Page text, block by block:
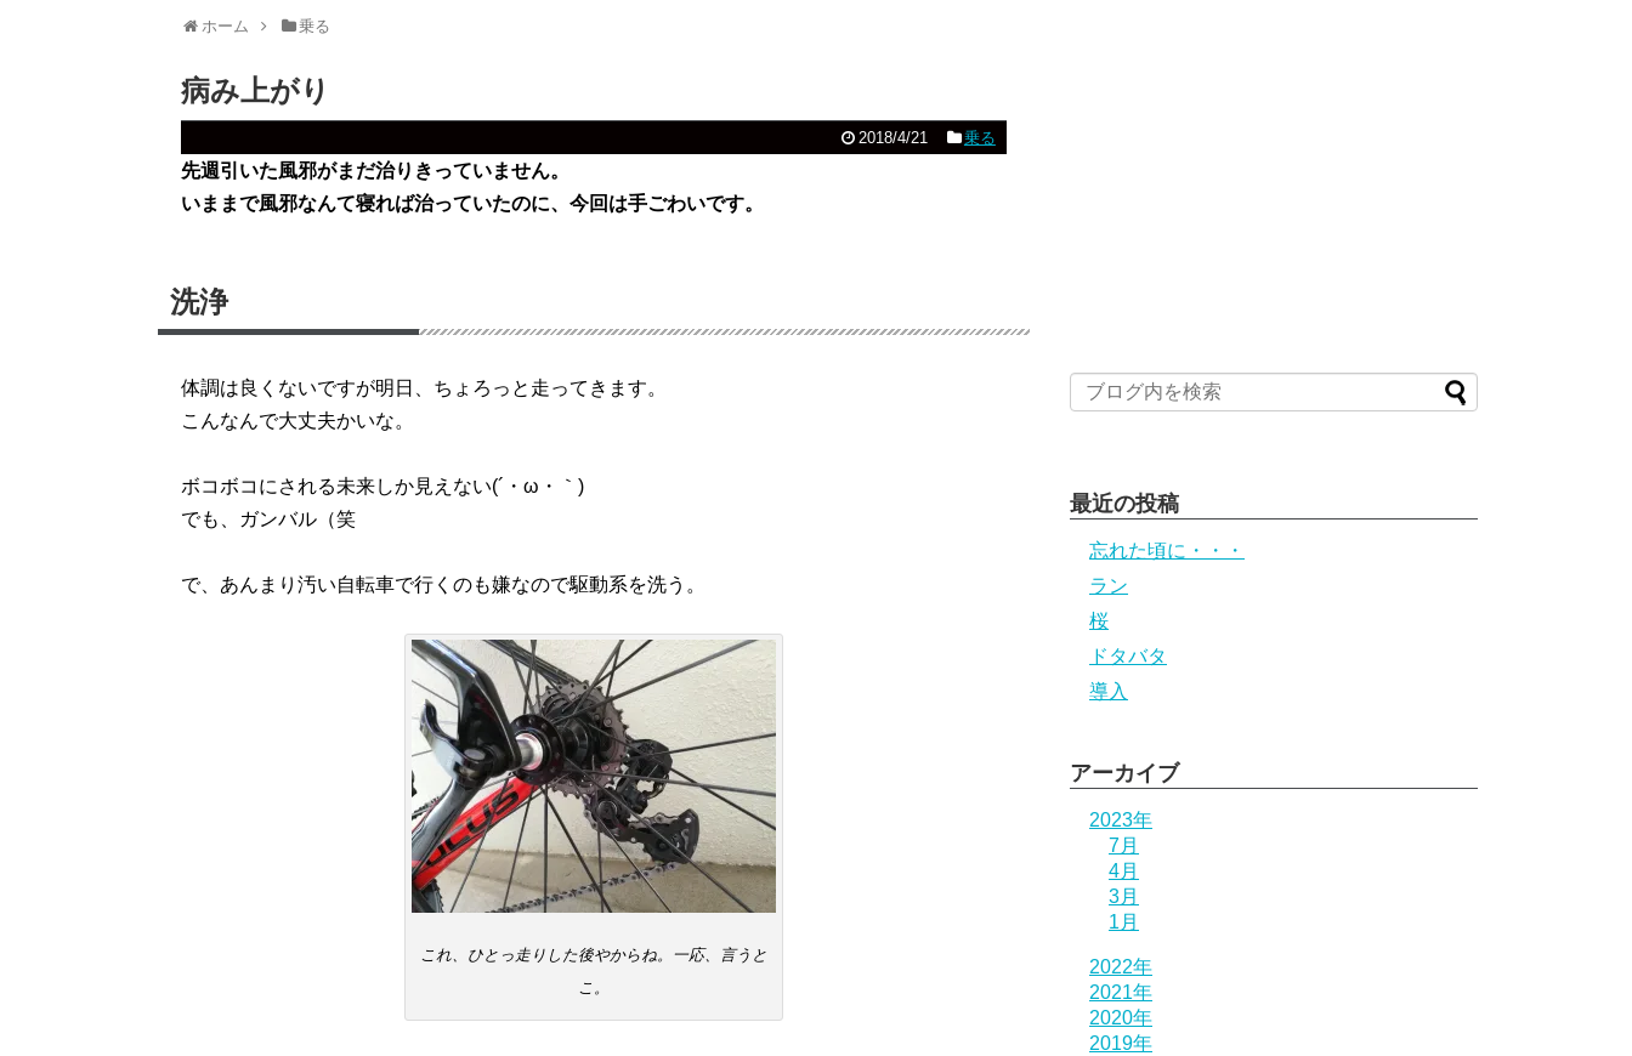
ホーム 乗る
病み上がり
2018/4/21 乗る
先週引いた風邪がまだ治りきっていません。
いままで風邪なんて寝れば治っていたのに、今回は手ごわいです。
洗浄
体調は良くないですが明日、ちょろっと走ってきます。
こんなんで大丈夫かいな。
ボコボコにされる未来しか見えない(´・ω・｀)
でも、ガンバル（笑
で、あんまり汚い自転車で行くのも嫌なので駆動系を洗う。
これ、ひとっ走りした後やからね。一応、言うと
こ。
最近の投稿
忘れた頃に・・・
ラン
桜
ドタバタ
導入
アーカイブ
2023年
7月
4月
3月
1月
2022年
2021年
2020年
2019年